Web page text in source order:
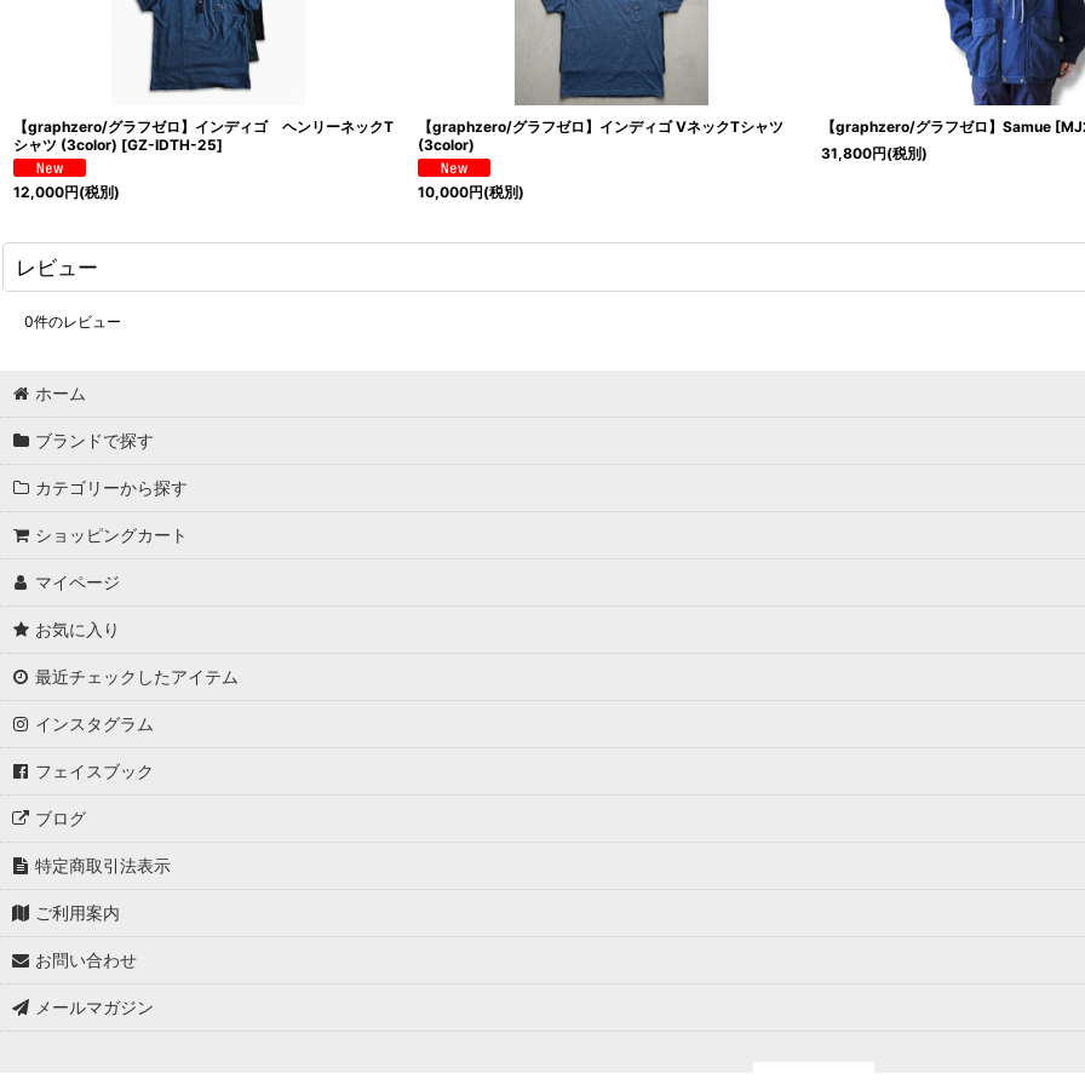
【graphzero/グラフゼロ】インディゴ ヘンリーネックT
シャツ (3color) [GZ-IDTH-25]
12,000円(税別)
【graphzero/グラフゼロ】インディゴ VネックTシャツ
(3color)
10,000円(税別)
【graphzero/グラフゼロ】Samue [
31,800円(税別)
レビュー
0件のレビュー
ホーム
ブランドで探す
カテゴリーから探す
ショッピングカート
マイページ
お気に入り
最近チェックしたアイテム
インスタグラム
フェイスブック
ブログ
特定商取引法表示
ご利用案内
お問い合わせ
メールマガジン